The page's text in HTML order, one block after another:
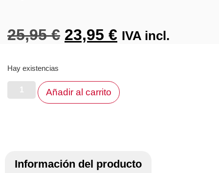
25,95€ 23,95 € IVA incl.
Hay existencias
Añadir al carrito
Información del producto